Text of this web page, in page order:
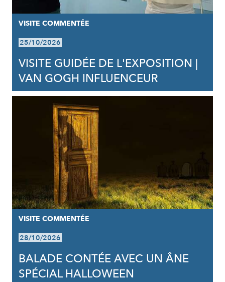
VISITE COMMENTÉE
25/10/2026
VISITE GUIDÉE DE L'EXPOSITION |
VAN GOGH INFLUENCEUR
VISITE COMMENTÉE
28/10/2026
BALADE CONTÉE AVEC UN ÂNE
SPÉCIAL HALLOWEEN